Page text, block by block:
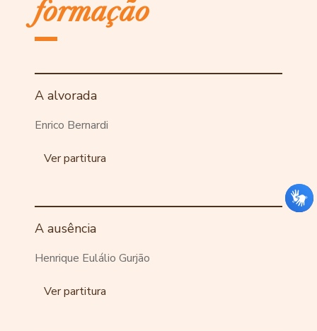
formação
A alvorada
Enrico Bernardi
Ver partitura
A ausência
Henrique Eulálio Gurjão
Ver partitura